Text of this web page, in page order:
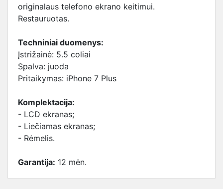
originalaus telefono ekrano keitimui.
Restauruotas.
Techniniai duomenys:
Įstrižainė: 5.5 coliai
Spalva: juoda
Pritaikymas: iPhone 7 Plus
Komplektacija:
- LCD ekranas;
- Liečiamas ekranas;
- Rėmelis.
Garantija: 12 mėn.